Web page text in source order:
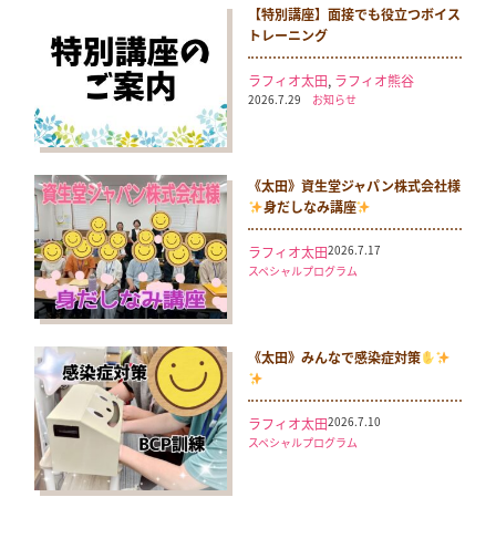
【特別講座】面接でも役立つボイス
トレーニング
ラフィオ太田, ラフィオ熊谷
2026.7.29 お知らせ
《太田》資生堂ジャパン株式会社様
身だしなみ講座
ラフィオ太田2026.7.17
スペシャルプログラム
《太田》みんなで感染症対策
ラフィオ太田2026.7.10
スペシャルプログラム